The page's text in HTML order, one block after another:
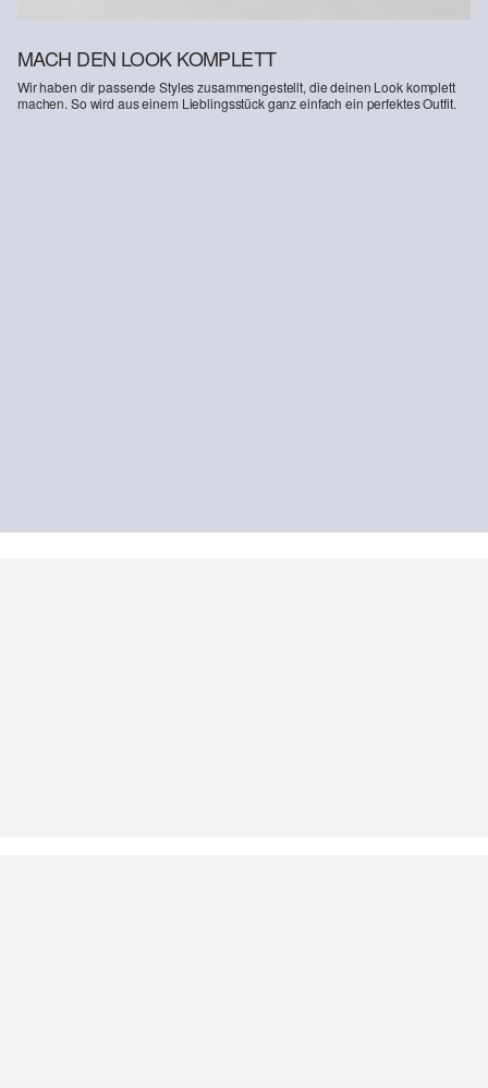
MACH DEN LOOK KOMPLETT
Wir haben dir passende Styles zusammengestellt, die deinen Look komplett
machen. So wird aus einem Lieblingsstück ganz einfach ein perfektes Outfit.